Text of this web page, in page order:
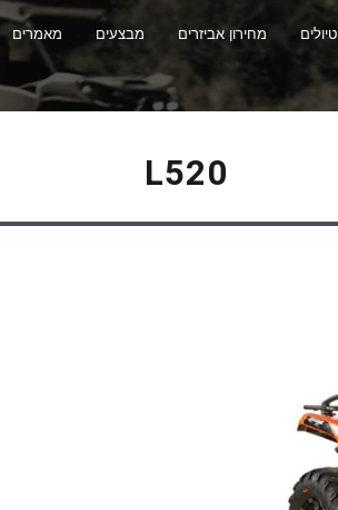
טיולים מחירון אביזרים מבצעים מאמרים
L520